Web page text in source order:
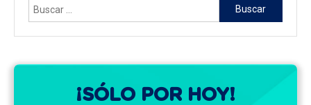
Buscar:
¡SÓLO POR HOY!